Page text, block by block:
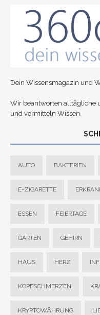
Dein Wissensmagazin und
Wir beantworten alltägliche
und vermitteln Wissen.
AUTO BAKTERIEN
E-ZIGARETTE
ESSEN FEIERTAGE
GARTEN GEHIRN
HAUS HERZ
KOPFSCHMERZEN
KRYPTOWÄHRUNG